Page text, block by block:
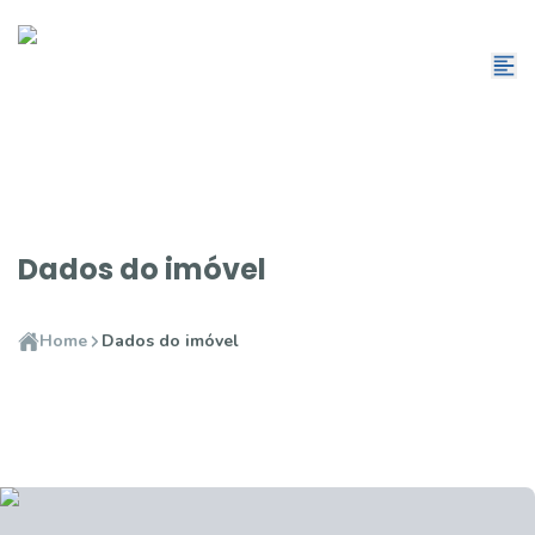
Dados do imóvel
Home Dados do imóvel